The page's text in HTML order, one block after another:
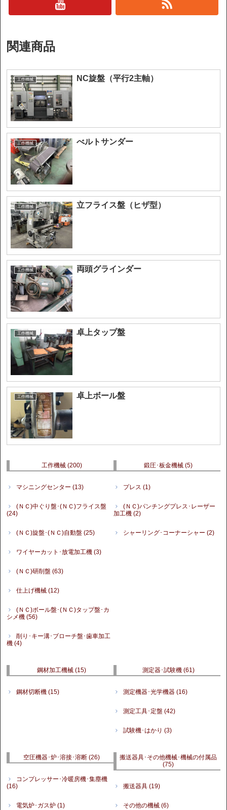
関連商品
工作機械 NC旋盤（平行2主軸）
工作機械 べルトサンダー
工作機械 立フライス盤（ヒザ型）
工作機械 両頭グラインダー
工作機械 卓上タップ盤
工作機械 卓上ボール盤
工作機械 (200)
マシニングセンター(13)
(ＮＣ)中ぐり盤･(ＮＣ)フライス盤
(24)
(ＮＣ)旋盤･(ＮＣ)自動盤(25)
ワイヤーカット･放電加工機(3)
(ＮＣ)研削盤(63)
仕上げ機械(12)
(ＮＣ)ボール盤･(ＮＣ)タップ盤･カ
シメ機(56)
削り･キー溝･ブローチ盤･歯車加工
機(4)
鍛圧･板金機械(5)
プレス (1)
(ＮＣ)パンチングプレス･レーザー
加工機 (2)
シャーリング･コーナーシャー (2)
鋼材加工機械(15)
鋼材切断機(15)
測定器･試験機 (61)
測定機器･光学機器 (16)
測定工具･定盤 (42)
試験機･はかり (3)
空圧機器･炉･溶接･溶断(26)
コンプレッサー･冷暖房機･集塵機
(16)
電気炉･ガス炉(1)
搬送器具･その他機械･機械の付属品
(75)
搬送器具 (19)
その他の機械 (6)